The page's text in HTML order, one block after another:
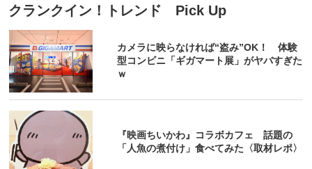
クランクイン！トレンド Pick Up
カメラに映らなければ“盗み”OK！ 体験
型コンビニ「ギガマート展」がヤバすぎた
ｗ
『映画ちいかわ』コラボカフェ 話題の
「人魚の煮付け」食べてみた〈取材レポ〉